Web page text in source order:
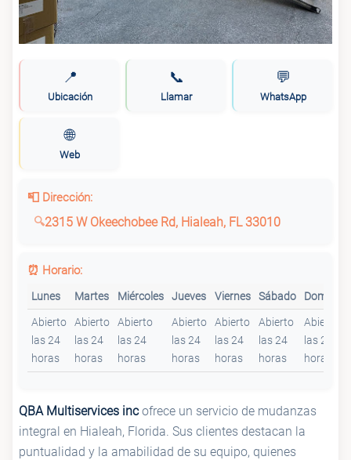
📍
Ubicación
📞
Llamar
💬
WhatsApp
🌐
Web
📮 Dirección:
2315 W Okeechobee Rd, Hialeah, FL 33010
⏰ Horario:
Lunes Martes Miércoles Jueves Viernes Sábado Domingo
Abierto
las 24
horas
Abierto
las 24
horas
Abierto
las 24
horas
Abierto
las 24
horas
Abierto
las 24
horas
Abierto
las 24
horas
Abierto
las 24
horas
QBA Multiservices incofrece un servicio de mudanzas
integral en Hialeah, Florida. Sus clientes destacan la
puntualidad y la amabilidad de su equipo, quienes